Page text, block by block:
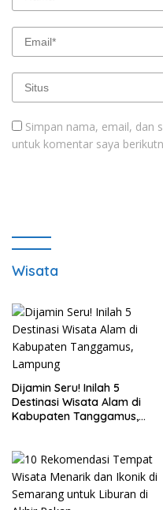
Simpan nama, email, dan
untuk komentar saya
Wisata
Dijamin Seru! Inilah 5
Destinasi Wisata Alam di
Kabupaten Tanggamus,